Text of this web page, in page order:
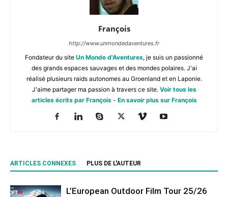
François
http://www.unmondedaventures.fr
Fondateur du site Un Monde d'Aventures, je suis un passionné
des grands espaces sauvages et des mondes polaires. J'ai
réalisé plusieurs raids autonomes au Groenland et en Laponie.
J'aime partager ma passion à travers ce site. Voir tous les
articles écrits par François- En savoir plus sur François
ARTICLES CONNEXES PLUS DE L'AUTEUR
L’European Outdoor Film Tour 25/26